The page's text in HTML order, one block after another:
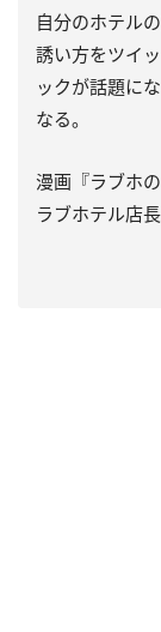
自分のホテル
誘い方をツイ
ックが話題に
なる。
漫画『ラブホ
ラブホテル店長